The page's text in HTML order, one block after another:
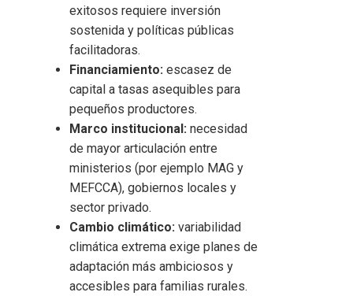
exitosos requiere inversión
sostenida y políticas públicas
facilitadoras.
Financiamiento: escasez de
capital a tasas asequibles para
pequeños productores.
Marco institucional: necesidad
de mayor articulación entre
ministerios (por ejemplo MAG y
MEFCCA), gobiernos locales y
sector privado.
Cambio climático: variabilidad
climática extrema exige planes de
adaptación más ambiciosos y
accesibles para familias rurales.